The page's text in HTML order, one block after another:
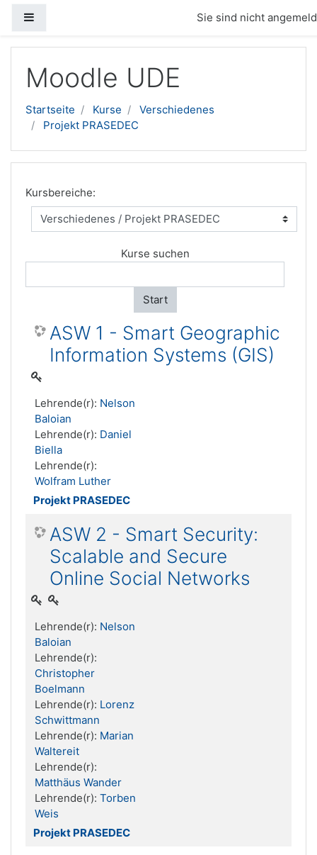
Sie sind nicht
Moodle UDE
Startseite Kurse
Verschiedenes
Projekt PRASEDEC
Kursbereiche:
Kurse suchen
Start
ASW 1 - Smart Geographic
Information Systems (GIS)
Lehrende(r): Nelson
Baloian
Lehrende(r): Daniel
Biella
Lehrende(r):
Wolfram Luther
Projekt PRASEDEC
ASW 2 - Smart Security:
Scalable and Secure
Online Social Networks
Lehrende(r): Nelson
Baloian
Lehrende(r):
Christopher
Boelmann
Lehrende(r): Lorenz
Schwittmann
Lehrende(r): Marian
Waltereit
Lehrende(r):
Matthäus Wander
Lehrende(r): Torben
Weis
Projekt PRASEDEC